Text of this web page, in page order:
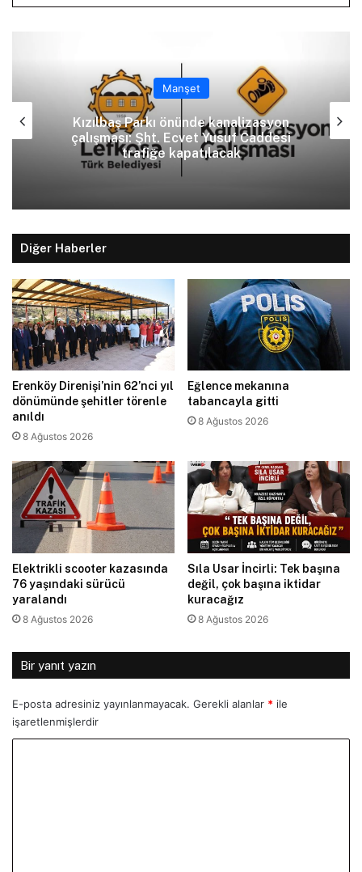
Manşet
Kızılbaş Parkı önünde kanalizasyon
çalışması: Şht. Ecvet Yusuf Caddesi
trafiğe kapatılacak
Diğer Haberler
Erenköy Direnişi’nin 62’nci yıl
dönümünde şehitler törenle
anıldı
8 Ağustos 2026
Eğlence mekanına
tabancayla gitti
8 Ağustos 2026
Elektrikli scooter kazasında
76 yaşındaki sürücü
yaralandı
8 Ağustos 2026
Sıla Usar İncirli: Tek başına
değil, çok başına iktidar
kuracağız
8 Ağustos 2026
Bir yanıt yazın
E-posta adresiniz yayınlanmayacak. Gerekli alanlar * ile
işaretlenmişlerdir